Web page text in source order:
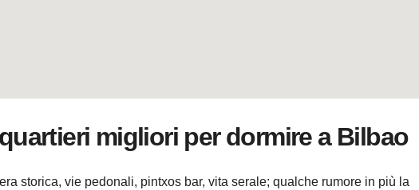
migliori per dormire a Bilbao
storica, vie pedonali, pintxos bar, vita serale; qualche rumore in più la